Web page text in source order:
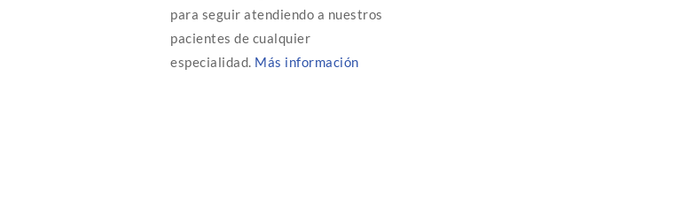
para seguir atendiendo a nuestros
pacientes de cualquier
especialidad. Más información